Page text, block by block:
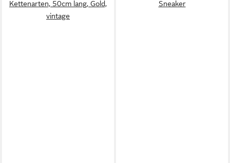
Kettenarten, 50cm lang, Gold,
vintage
Sneaker